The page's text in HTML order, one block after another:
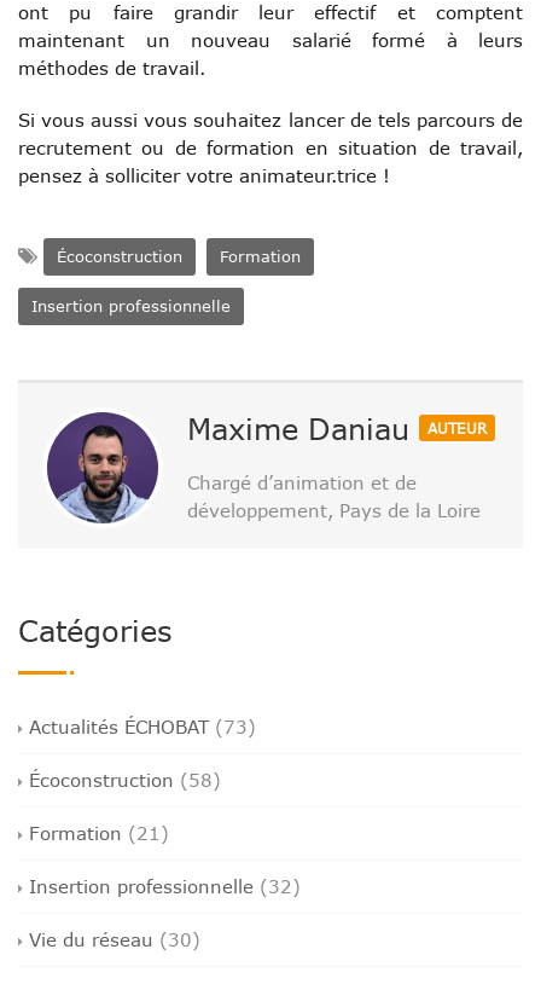
ont pu faire grandir leur effectif et comptent
maintenant un nouveau salarié formé à leurs
méthodes de travail.
Si vous aussi vous souhaitez lancer de tels parcours de
recrutement ou de formation en situation de travail,
pensez à solliciter votre animateur.trice !
Écoconstruction Formation
Insertion professionnelle
Maxime Daniau AUTEUR
Chargé d’animation et de
développement, Pays de la Loire
Catégories
Actualités ÉCHOBAT(73)
Écoconstruction (58)
Formation (21)
Insertion professionnelle (32)
Vie du réseau (30)